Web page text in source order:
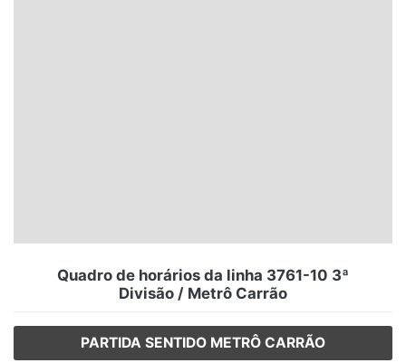
Quadro de horários da linha 3761-10 3ª
Divisão / Metrô Carrão
PARTIDA SENTIDO METRÔ CARRÃO